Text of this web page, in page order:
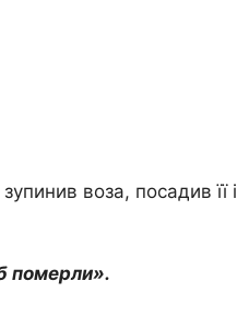
воза, посадив її і
померли».